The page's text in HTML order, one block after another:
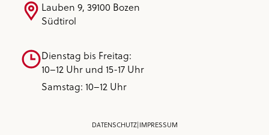
Lauben 9, 39100 Bozen
Südtirol
Dienstag bis Freitag:
10–12 Uhr und 15-17 Uhr
Samstag: 10–12 Uhr
DATENSCHUTZ|IMPRESSUM